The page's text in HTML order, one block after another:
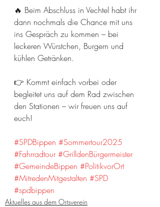
🔥 Beim Abschluss in Vechtel habt ihr
dann nochmals die Chance mit uns
ins Gespräch zu kommen – bei
leckeren Würstchen, Burgern und
kühlen Getränken.
👉 Kommt einfach vorbei oder
begleitet uns auf dem Rad zwischen
den Stationen – wir freuen uns auf
euch!
#SPDBippen #Sommertour2025
#Fahrradtour #GrilldenBürgermeister
#GemeindeBippen #PolitikvorOrt
#MitredenMitgestalten #SPD
#spdbippen
Aktuelles aus dem Ortsverein